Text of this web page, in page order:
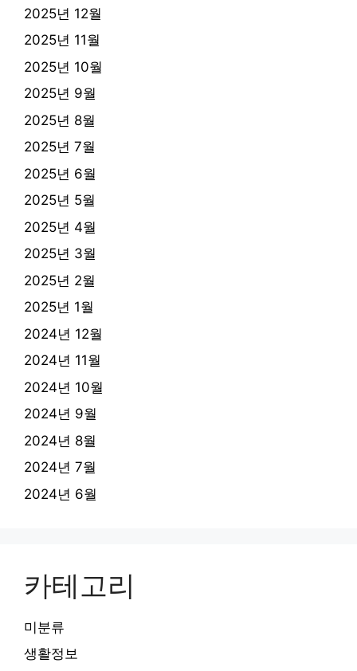
2025년 12월
2025년 11월
2025년 10월
2025년 9월
2025년 8월
2025년 7월
2025년 6월
2025년 5월
2025년 4월
2025년 3월
2025년 2월
2025년 1월
2024년 12월
2024년 11월
2024년 10월
2024년 9월
2024년 8월
2024년 7월
2024년 6월
카테고리
미분류
생활정보